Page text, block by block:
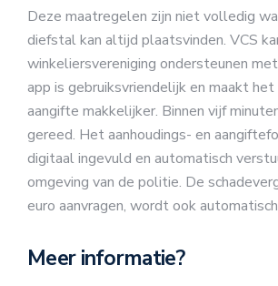
Deze maatregelen zijn niet volledig
diefstal kan altijd plaatsvinden. VCS
winkeliersvereniging ondersteunen met
app is gebruiksvriendelijk en maakt
aangifte makkelijker. Binnen vijf
gereed. Het aanhoudings- en
digitaal ingevuld en automatisch
omgeving van de politie. De
euro aanvragen, wordt ook
Meer informatie?